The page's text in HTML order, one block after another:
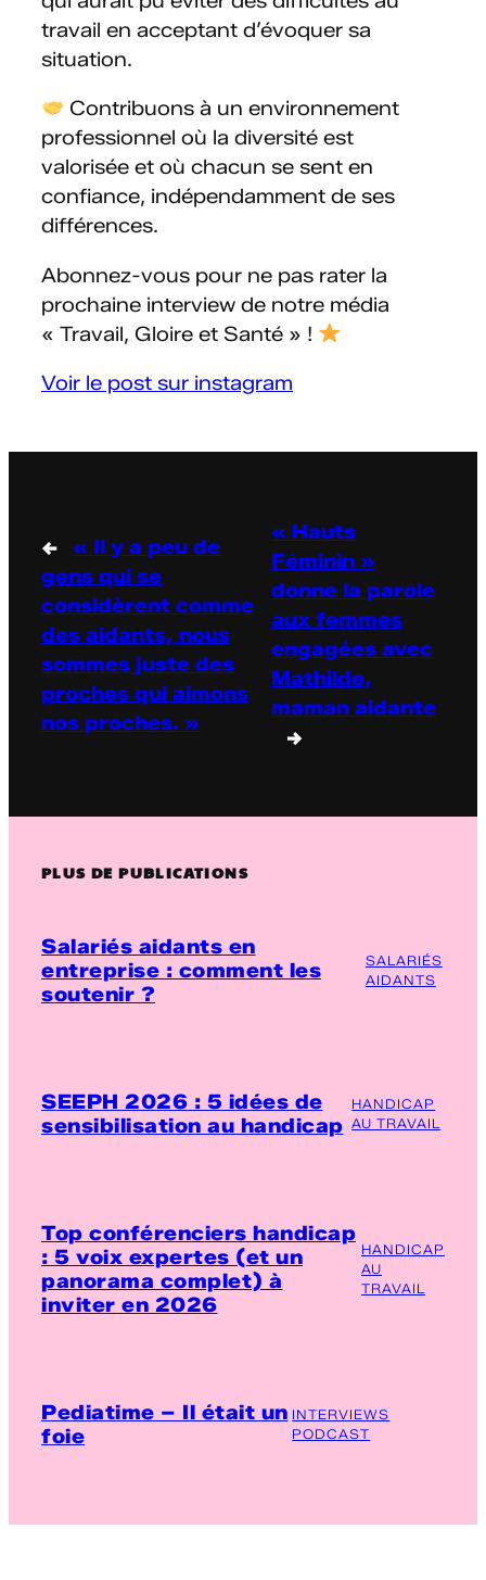
travail en acceptant d’évoquer sa
situation.
Contribuons à un environnement
professionnel où la diversité est
valorisée et où chacun se sent en
confiance, indépendamment de ses
différences.
Abonnez-vous pour ne pas rater la
prochaine interview de notre média
« Travail, Gloire et Santé » !
Voir le post sur instagram
←
« Il y a peu de
gens qui se
considèrent comme
des aidants, nous
sommes juste des
proches qui aimons
nos proches. »
« Hauts
Féminin »
donne la parole
aux femmes
engagées avec
Mathilde,
maman aidante
→
PLUS DE PUBLICATIONS
Salariés aidants en
entreprise : comment les
soutenir ?
SALARIÉS
AIDANTS
SEEPH 2026 : 5 idées de
sensibilisation au handicap
HANDICAP
AU TRAVAIL
Top conférenciers handicap
: 5 voix expertes (et un
panorama complet) à
inviter en 2026
HANDICAP
AU
TRAVAIL
Pediatime – Il était un
foie
INTERVIEWS
PODCAST